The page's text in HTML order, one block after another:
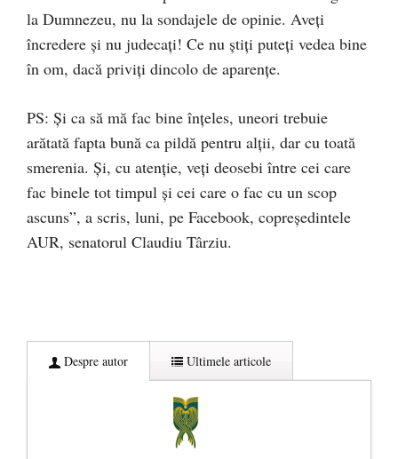
la Dumnezeu, nu la sondajele de opinie. Aveți
încredere și nu judecați! Ce nu știți puteți vedea bine
în om, dacă priviți dincolo de aparențe.
PS: Și ca să mă fac bine înțeles, uneori trebuie
arătată fapta bună ca pildă pentru alții, dar cu toată
smerenia. Și, cu atenție, veți deosebi între cei care
fac binele tot timpul și cei care o fac cu un scop
ascuns”, a scris, luni, pe Facebook, copreședintele
AUR, senatorul Claudiu Târziu.
Despre autor Ultimele articole